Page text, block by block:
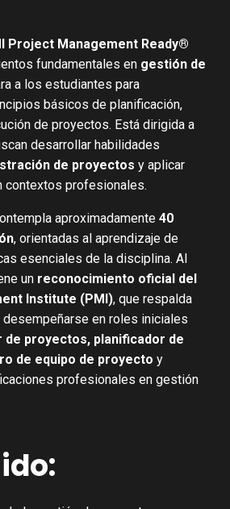
Project Management Ready®
fundamentales en gestión de
a los estudiantes para
básicos de planificación,
de proyectos. Está dirigida a
desarrollar habilidades
de proyectos y aplicar
contextos profesionales.
aproximadamente 40
, orientadas al aprendizaje de
esenciales de la disciplina. Al
un reconocimiento oficial del
Institute (PMI), que respalda
en roles iniciales
de proyectos, planificador de
de equipo de proyecto y
profesionales en gestión